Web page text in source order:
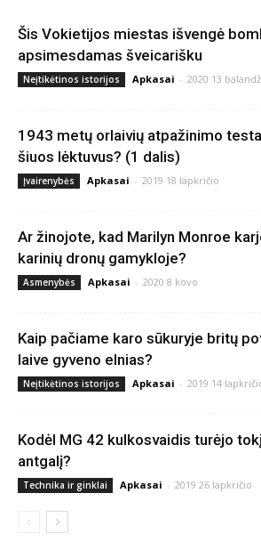
Šis Vokietijos miestas išvengė
apsimesdamas šveicarišku
Neįtikėtinos istorijos Apkasai - 2020 13
1943 metų orlaivių atpažinimo
šiuos lėktuvus? (1 dalis)
Įvairenybės Apkasai - 2019 18 lapkričio
Ar žinojote, kad Marilyn Monroe
karinių dronų gamykloje?
Asmenybės Apkasai - 2020 8 kovo
Kaip pačiame karo sūkuryje britų
laive gyveno elnias?
Neįtikėtinos istorijos Apkasai - 2019 14
Kodėl MG 42 kulkosvaidis turėjo
antgalį?
Technika ir ginklai Apkasai - 2019 26 lapkričio